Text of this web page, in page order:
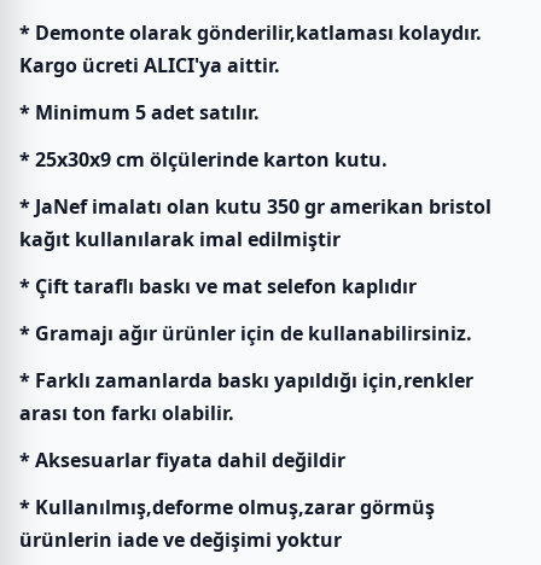
* Demonte olarak gönderilir,katlaması kolaydır.
Kargo ücreti ALICI'ya aittir.
* Minimum 5 adet satılır.
* 25x30x9 cm ölçülerinde karton kutu.
* JaNef imalatı olan kutu 350 gr amerikan bristol
kağıt kullanılarak imal edilmiştir
* Çift taraflı baskı ve mat selefon kaplıdır
* Gramajı ağır ürünler için de kullanabilirsiniz.
* Farklı zamanlarda baskı yapıldığı için,renkler
arası ton farkı olabilir.
* Aksesuarlar fiyata dahil değildir
* Kullanılmış,deforme olmuş,zarar görmüş
ürünlerin iade ve değişimi yoktur